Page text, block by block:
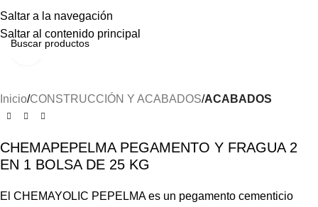
Saltar a la navegación
Saltar al contenido principal
Menú
Haga clic para ampliar
Inicio CONSTRUCCIÓN Y ACABADOS ACABADOS
CHEMAPEPELMA PEGAMENTO Y FRAGUA 2
EN 1 BOLSA DE 25 KG
El CHEMAYOLIC PEPELMA es un pegamento cementicio